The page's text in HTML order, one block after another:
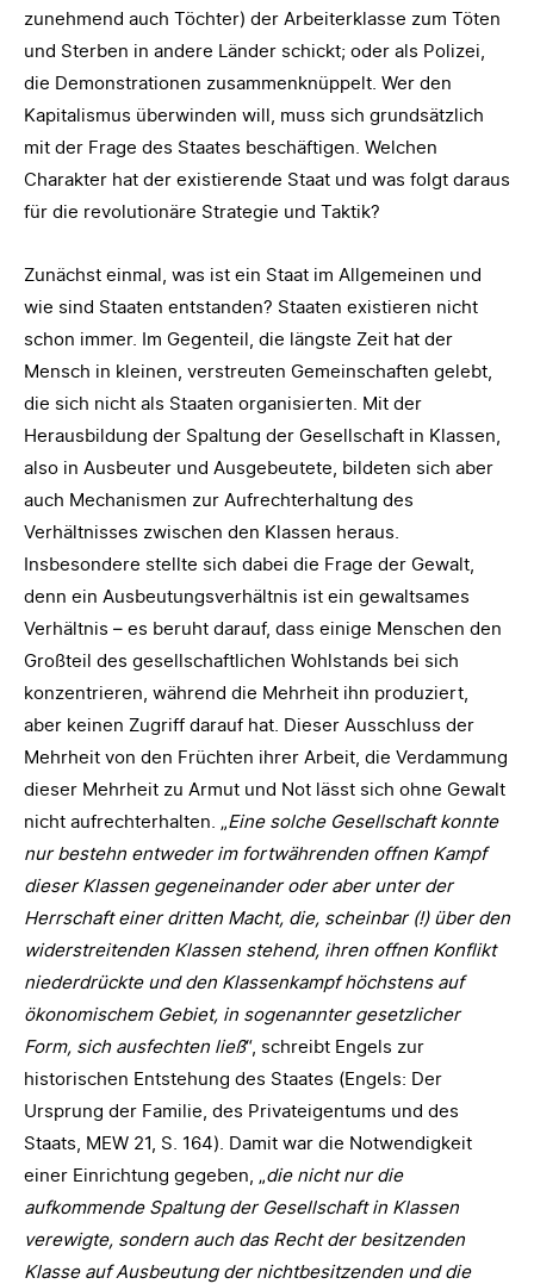
zunehmend auch Töchter) der Arbeiterklasse zum Töten
und Sterben in andere Länder schickt; oder als Polizei,
die Demonstrationen zusammenknüppelt. Wer den
Kapitalismus überwinden will, muss sich grundsätzlich
mit der Frage des Staates beschäftigen. Welchen
Charakter hat der existierende Staat und was folgt daraus
für die revolutionäre Strategie und Taktik?
Zunächst einmal, was ist ein Staat im Allgemeinen und
wie sind Staaten entstanden? Staaten existieren nicht
schon immer. Im Gegenteil, die längste Zeit hat der
Mensch in kleinen, verstreuten Gemeinschaften gelebt,
die sich nicht als Staaten organisierten. Mit der
Herausbildung der Spaltung der Gesellschaft in Klassen,
also in Ausbeuter und Ausgebeutete, bildeten sich aber
auch Mechanismen zur Aufrechterhaltung des
Verhältnisses zwischen den Klassen heraus.
Insbesondere stellte sich dabei die Frage der Gewalt,
denn ein Ausbeutungsverhältnis ist ein gewaltsames
Verhältnis – es beruht darauf, dass einige Menschen den
Großteil des gesellschaftlichen Wohlstands bei sich
konzentrieren, während die Mehrheit ihn produziert,
aber keinen Zugriff darauf hat. Dieser Ausschluss der
Mehrheit von den Früchten ihrer Arbeit, die Verdammung
dieser Mehrheit zu Armut und Not lässt sich ohne Gewalt
nicht aufrechterhalten. „Eine solche Gesellschaft konnte
nur bestehn entweder im fortwährenden offnen Kampf
dieser Klassen gegeneinander oder aber unter der
Herrschaft einer dritten Macht, die, scheinbar (!) über den
widerstreitenden Klassen stehend, ihren offnen Konflikt
niederdrückte und den Klassenkampf höchstens auf
ökonomischem Gebiet, in sogenannter gesetzlicher
Form, sich ausfechten ließ“, schreibt Engels zur
historischen Entstehung des Staates (Engels: Der
Ursprung der Familie, des Privateigentums und des
Staats, MEW 21, S. 164). Damit war die Notwendigkeit
einer Einrichtung gegeben, „die nicht nur die
aufkommende Spaltung der Gesellschaft in Klassen
verewigte, sondern auch das Recht der besitzenden
Klasse auf Ausbeutung der nichtbesitzenden und die